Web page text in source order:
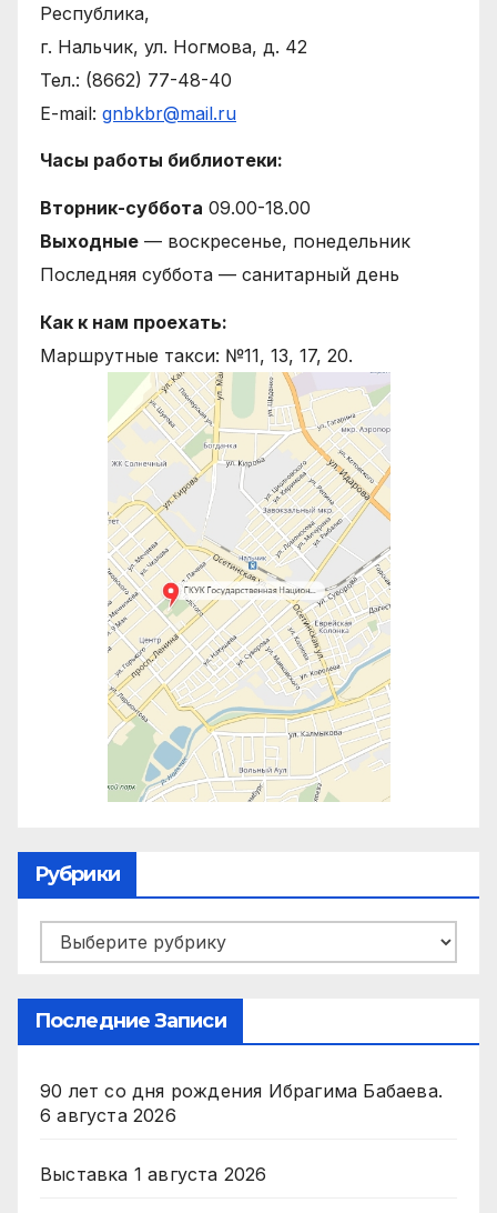
Республика,
г. Нальчик, ул. Ногмова, д. 42
Тел.: (8662) 77-48-40
E-mail: gnbkbr@mail.ru
Часы работы библиотеки:
Вторник-суббота 09.00-18.00
Выходные — воскресенье, понедельник
Последняя суббота — санитарный день
Как к нам проехать:
Маршрутные такси: №11, 13, 17, 20.
Рубрики
Рубрики
Последние Записи
90 лет со дня рождения Ибрагима Бабаева.
6 августа 2026
Выставка 1 августа 2026